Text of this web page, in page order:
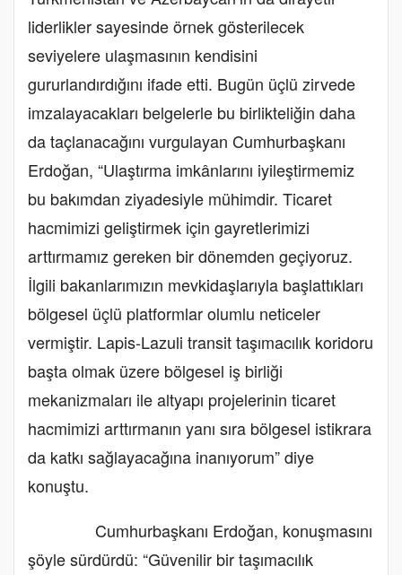
liderlikler sayesinde örnek gösterilecek
seviyelere ulaşmasının kendisini
gururlandırdığını ifade etti. Bugün üçlü zirvede
imzalayacakları belgelerle bu birlikteliğin daha
da taçlanacağını vurgulayan Cumhurbaşkanı
Erdoğan, “Ulaştırma imkânlarını iyileştirmemiz
bu bakımdan ziyadesiyle mühimdir. Ticaret
hacmimizi geliştirmek için gayretlerimizi
arttırmamız gereken bir dönemden geçiyoruz.
İlgili bakanlarımızın mevkidaşlarıyla başlattıkları
bölgesel üçlü platformlar olumlu neticeler
vermiştir. Lapis-Lazuli transit taşımacılık koridoru
başta olmak üzere bölgesel iş birliği
mekanizmaları ile altyapı projelerinin ticaret
hacmimizi arttırmanın yanı sıra bölgesel istikrara
da katkı sağlayacağına inanıyorum” diye
konuştu.
Cumhurbaşkanı Erdoğan, konuşmasını
şöyle sürdürdü: “Güvenilir bir taşımacılık